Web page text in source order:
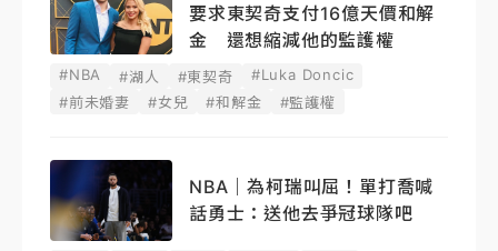
要求東契奇支付16億天價和解
金 還想縮減他的監護權
#NBA #湖人 #東契奇
#Luka Doncic
#前未婚妻
#女兒 #和解金 #監護權
NBA｜為柯瑞叫屈！單打喬喊
話勇士：送他去爭冠球隊吧